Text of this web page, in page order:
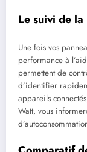
Le suivi de
Une fois vos
performance à
permettent de
d’identifier
appareils
Watt, vous